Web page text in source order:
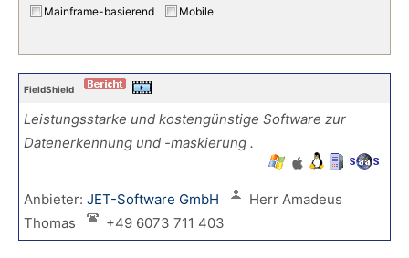
Mainframe-basierend
Mobile
FieldShield
Leistungsstarke und kostengünstige Software zur
Datenerkennung und -maskierung .
Anbieter: JET-Software GmbH
Herr Amadeus
Thomas
+49 6073 711 403